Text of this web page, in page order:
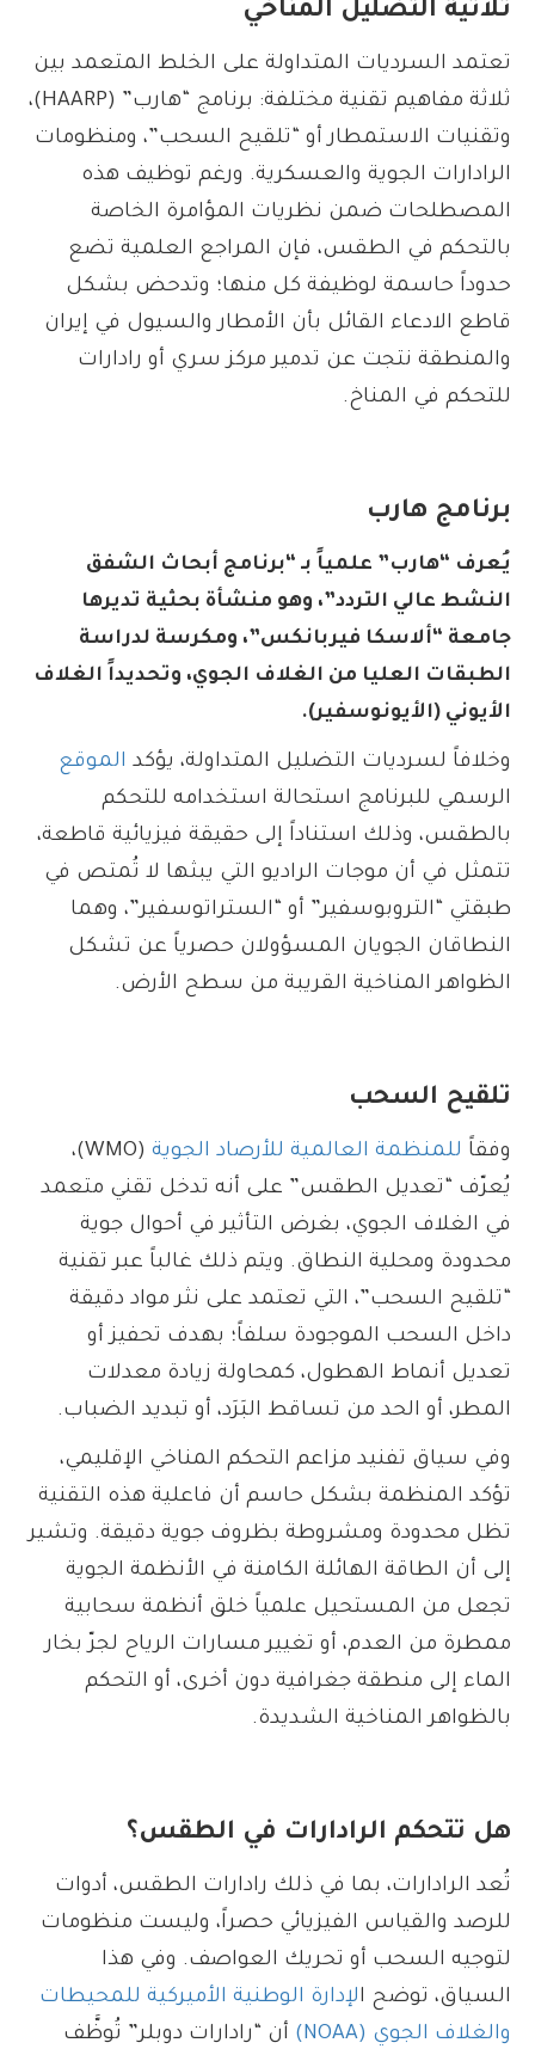
ثلاثية التضليل المناخي
تعتمد السرديات المتداولة على الخلط المتعمد بين
ثلاثة مفاهيم تقنية مختلفة: برنامج “هارب” (HAARP)،
وتقنيات الاستمطار أو “تلقيح السحب”، ومنظومات
الرادارات الجوية والعسكرية. ورغم توظيف هذه
المصطلحات ضمن نظريات المؤامرة الخاصة
بالتحكم في الطقس، فإن المراجع العلمية تضع
حدوداً حاسمة لوظيفة كل منها؛ وتدحض بشكل
قاطع الادعاء القائل بأن الأمطار والسيول في إيران
والمنطقة نتجت عن تدمير مركز سري أو رادارات
للتحكم في المناخ.
برنامج هارب
يُعرف “هارب” علمياً بـ “برنامج أبحاث الشفق
النشط عالي التردد”، وهو منشأة بحثية تديرها
جامعة “ألاسكا فيربانكس”، ومكرسة لدراسة
الطبقات العليا من الغلاف الجوي، وتحديداً الغلاف
الأيوني (الأيونوسفير).
وخلافاً لسرديات التضليل المتداولة، يؤكد الموقع
الرسمي للبرنامج استحالة استخدامه للتحكم
بالطقس، وذلك استناداً إلى حقيقة فيزيائية قاطعة،
تتمثل في أن موجات الراديو التي يبثها لا تُمتص في
طبقتي “التروبوسفير” أو “الستراتوسفير”، وهما
النطاقان الجويان المسؤولان حصرياً عن تشكل
الظواهر المناخية القريبة من سطح الأرض.
تلقيح السحب
وفقاً للمنظمة العالمية للأرصاد الجوية
(WMO)،
يُعرّف “تعديل الطقس” على أنه تدخل تقني متعمد
في الغلاف الجوي، بغرض التأثير في أحوال جوية
محدودة ومحلية النطاق. ويتم ذلك غالباً عبر تقنية
“تلقيح السحب”، التي تعتمد على نثر مواد دقيقة
داخل السحب الموجودة سلفاً؛ بهدف تحفيز أو
تعديل أنماط الهطول، كمحاولة زيادة معدلات
المطر، أو الحد من تساقط البَرَد، أو تبديد الضباب.
وفي سياق تفنيد مزاعم التحكم المناخي الإقليمي،
تؤكد المنظمة بشكل حاسم أن فاعلية هذه التقنية
تظل محدودة ومشروطة بظروف جوية دقيقة. وتشير
إلى أن الطاقة الهائلة الكامنة في الأنظمة الجوية
تجعل من المستحيل علمياً خلق أنظمة سحابية
ممطرة من العدم، أو تغيير مسارات الرياح لجرّ بخار
الماء إلى منطقة جغرافية دون أخرى، أو التحكم
بالظواهر المناخية الشديدة.
هل تتحكم الرادارات في الطقس؟
تُعد الرادارات، بما في ذلك رادارات الطقس، أدوات
للرصد والقياس الفيزيائي حصراً، وليست منظومات
لتوجيه السحب أو تحريك العواصف. وفي هذا
السياق، توضح الإدارة الوطنية الأميركية للمحيطات
والغلاف الجوي (NOAA)
أن “رادارات دوبلر” تُوظَّف